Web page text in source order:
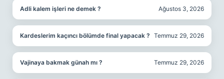
Adli kalem işleri ne demek ? Ağustos 3, 2026
Kardeslerim kaçıncı bölümde final yapacak ? Temmuz 29, 2026
Vajinaya bakmak günah mı ? Temmuz 29, 2026